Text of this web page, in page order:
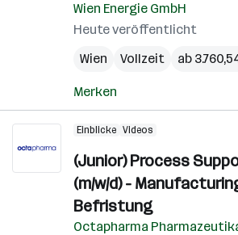
Wien Energie GmbH
Heute veröffentlicht
Wien
Vollzeit ab
Merken
Einblicke Videos
(Junior) Process
(m/w/d) -
Befristung
Octapharma